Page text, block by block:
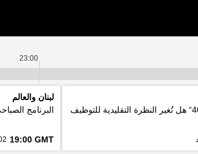
23:00
مبادرة "فوق الـ 40“ هل تُغير النظرة التقليدية للتوظيف
لبنان والعالم
البرنامج
19:00 GMT